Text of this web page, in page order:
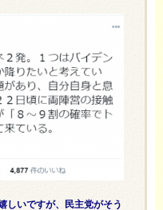
しいですが、民主党がそう